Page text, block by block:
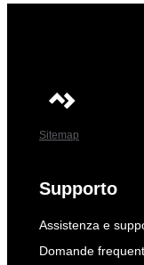
Sitemap
Supporto
Assistenza e
Domande